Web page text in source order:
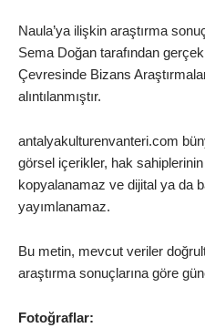
Naula’ya ilişkin araştırma
Sema Doğan tarafından
Çevresinde Bizans
alıntılanmıştır.
antalyakulturenvanteri.com
görsel içerikler, hak
kopyalanamaz ve dijital ya da
yayımlanamaz.
Bu metin, mevcut veriler
araştırma sonuçlarına göre
Fotoğraflar: